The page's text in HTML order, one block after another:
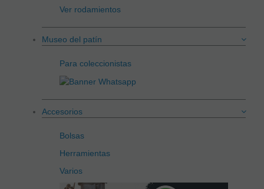
Ver rodamientos
Museo del patín
Para coleccionistas
Accesorios
Bolsas
Herramientas
Varios